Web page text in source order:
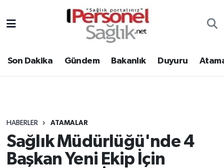
Son Dakika Gündem Bakanlık Duyuru
HABERLER ATAMALAR
Sağlık Müdürlüğü'nde 4
Başkan Yeni Ekip İçin
Gündem
Atamalar
Mevzuat
Nöbetçi Eczaneler
Hava Durumu
Tüm Manşetler
Son Dakika Haberleri